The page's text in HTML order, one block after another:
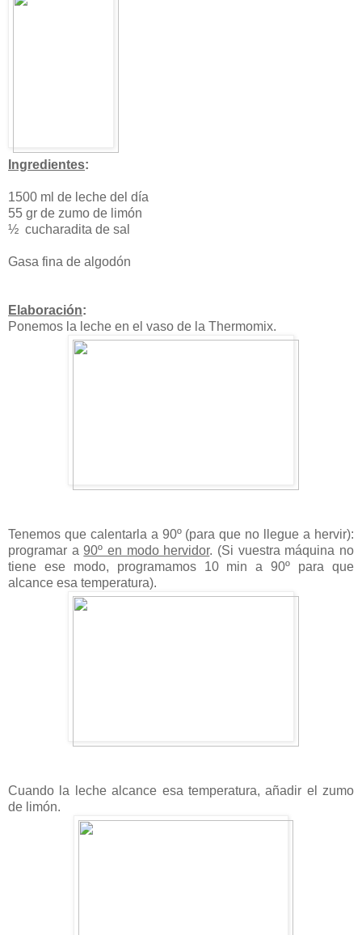
Ingredientes:
1500 ml de leche del día
55 gr de zumo de limón
½ cucharadita de sal
Gasa fina de algodón
Elaboración:
Ponemos la leche en el vaso de la Thermomix.
Tenemos que calentarla a 90º (para que no llegue a hervir):
programar a90º en modo hervidor. (Si vuestra máquina no
tiene ese modo, programamos 10 min a 90º para que
alcance esa temperatura).
Cuando la leche alcance esa temperatura, añadir el zumo
de limón.